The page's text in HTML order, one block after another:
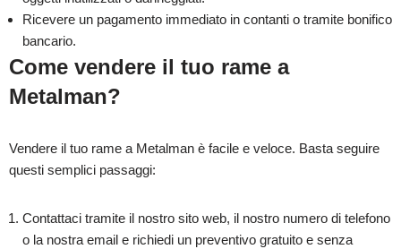
Ricevere un pagamento immediato in contanti o tramite bonifico
bancario.
Come vendere il tuo rame a
Metalman?
Vendere il tuo rame a Metalman è facile e veloce. Basta seguire
questi semplici passaggi:
Contattaci tramite il nostro sito web, il nostro numero di telefono
o la nostra email e richiedi un preventivo gratuito e senza